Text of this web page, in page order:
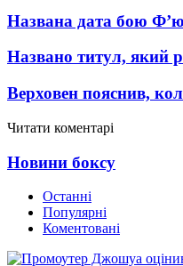
Названа дата бою
Названо титул, який
Верховен пояснив,
Читати коментарі
Новини боксу
Останні
Популярні
Коментовані